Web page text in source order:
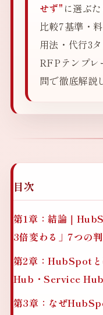
せず" に選ぶ
比較7基準・
用法・代行3
RFPテンプレ
問で徹底解説
目次
第1章：結論｜
3倍変わる」7つの
第2章：HubSpot
Hub・Service
第3章：なぜ